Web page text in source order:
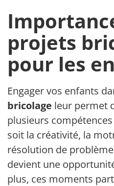
projets
pour les
Engager vos enfants
bricolage leur permet
plusieurs
soit la créativité, la
résolution de
devient une
plus, ces moments